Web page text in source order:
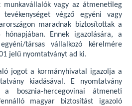
munkavállalók vagy az átmenetileg
tevékenységet végző egyéni vagy
maradnak biztosítottak a
hónapjában. Ennek igazolására, a
társas vállalkozó kérelmére
jelű nyomtatványt ad ki.
jogot a kormányhivatal igazolja a
kiadásával. E nyomtatvány
a bosznia-hercegovinai átmeneti
magyar biztosítást igazoló